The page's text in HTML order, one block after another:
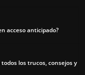
acceso anticipado?
los trucos, consejos y